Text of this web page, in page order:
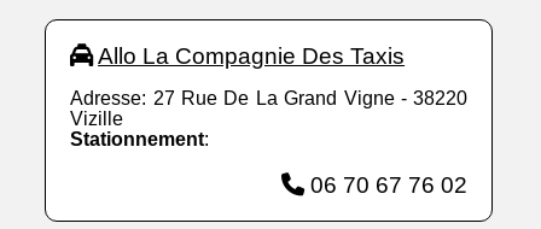
Allo La Compagnie Des Taxis
Adresse: 27 Rue De La Grand Vigne - 38220
Vizille
Stationnement:
06 70 67 76 02